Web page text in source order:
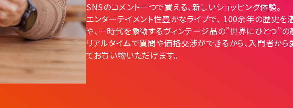
SNSのコメント一つで買える、新しいショッピング体験。
エンターテイメント性豊かなライブで、 100余年の歴史を
や、一時代を象徴するヴィンテージ品の”世界にひとつ”の
リアルタイムで質問や価格交渉ができるから、入門者から
てお買い物いただけます。